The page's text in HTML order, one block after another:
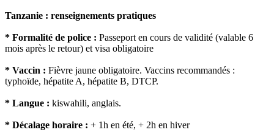
Tanzanie : renseignements pratiques
* Formalité de police : Passeport en cours de validité (valable 6
mois après le retour) et visa obligatoire
* Vaccin : Fièvre jaune obligatoire. Vaccins recommandés :
typhoïde, hépatite A, hépatite B, DTCP.
* Langue : kiswahili, anglais.
* Décalage horaire : + 1h en été, + 2h en hiver